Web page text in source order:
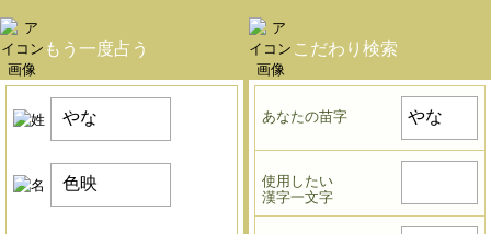
もう一度占う こだわり検索
あなたの苗字
使用したい
漢字一文字